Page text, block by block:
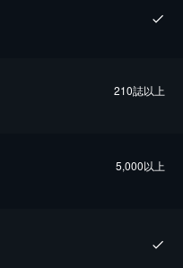
210誌以上
5,000以上